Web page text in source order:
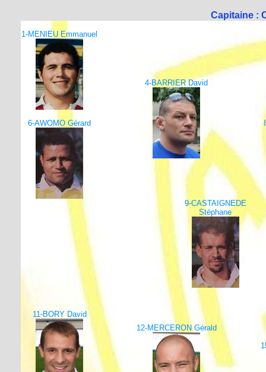
Capitaine :
1-MENIEU Emmanuel
4-BARRIER David
6-AWOMO Gérard
9-CASTAIGNEDE
Stéphane
11-BORY David
12-MERCERON Gérald